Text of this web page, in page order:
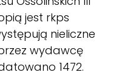
jest rkps
nieliczne
wydawcę
1472.